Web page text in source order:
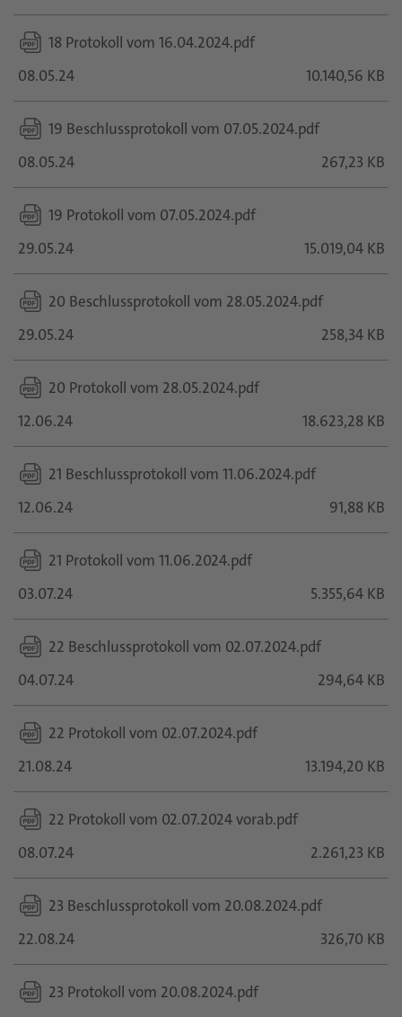
18 Protokoll vom 16.04.2024.pdf
08.05.24
10.140,56 KB
19 Beschlussprotokoll vom 07.05.2024.pdf
08.05.24
267,23 KB
19 Protokoll vom 07.05.2024.pdf
29.05.24
15.019,04 KB
20 Beschlussprotokoll vom 28.05.2024.pdf
29.05.24
258,34 KB
20 Protokoll vom 28.05.2024.pdf
12.06.24
18.623,28 KB
21 Beschlussprotokoll vom 11.06.2024.pdf
12.06.24
91,88 KB
21 Protokoll vom 11.06.2024.pdf
03.07.24
5.355,64 KB
22 Beschlussprotokoll vom 02.07.2024.pdf
04.07.24
294,64 KB
22 Protokoll vom 02.07.2024.pdf
21.08.24
13.194,20 KB
22 Protokoll vom 02.07.2024 vorab.pdf
08.07.24
2.261,23 KB
23 Beschlussprotokoll vom 20.08.2024.pdf
22.08.24
326,70 KB
23 Protokoll vom 20.08.2024.pdf